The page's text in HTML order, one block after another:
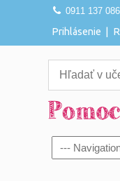
0911 137 086|
Prihlásenie |
Navigation